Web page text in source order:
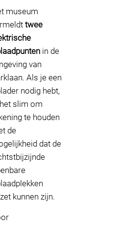
museum
twee
in de
van
Als je een
nodig hebt,
slim om
te houden
de
dat de
kunnen zijn.